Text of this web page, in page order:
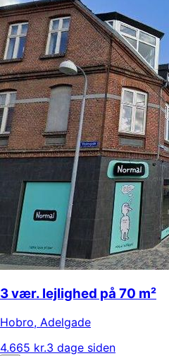
3 vær. lejlighed på 70 m²
Hobro, Adelgade
4.665 kr.3 dage siden